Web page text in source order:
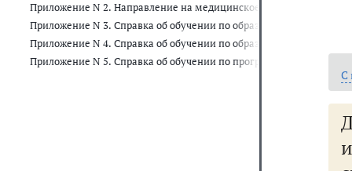
Приложение N 2. Направление на медицинское обследование
Приложение N 3. Справка об обучении по образовательной
Приложение N 4. Справка об обучении по образовательной
Приложение N 5. Справка об обучении по программе
С